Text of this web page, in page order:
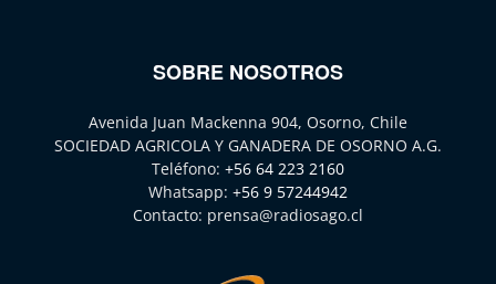
SOBRE NOSOTROS
Avenida Juan Mackenna 904, Osorno, Chile
SOCIEDAD AGRICOLA Y GANADERA DE OSORNO A.G.
Teléfono: +56 64 223 2160
Whatsapp: +56 9 57244942
Contacto: prensa@radiosago.cl